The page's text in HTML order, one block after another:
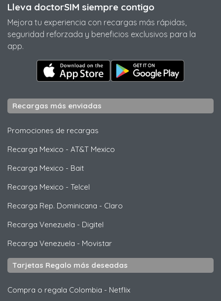
Lleva doctorSIM siempre contigo
Mejora tu experiencia con recargas más rápidas,
seguridad reforzada y beneficios exclusivos para la
app.
Recargas más enviadas
Promociones de recargas
Recarga Mexico - AT&T Mexico
Recarga Mexico - Bait
Recarga Mexico - Telcel
Recarga Rep. Dominicana - Claro
Recarga Venezuela - Digitel
Recarga Venezuela - Movistar
Tarjetas Regalo más deseadas
Compra o regala Colombia - Netflix